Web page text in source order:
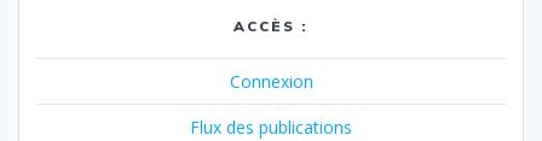
ACCÈS :
Connexion
Flux des publications